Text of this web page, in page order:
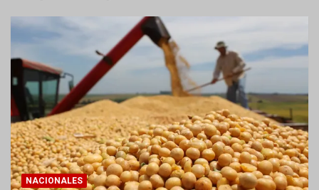
NACIONALES